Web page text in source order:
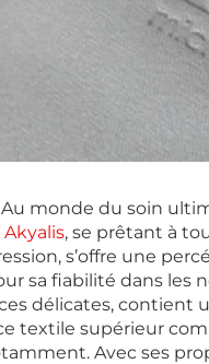
monde du soin
Akyalis, se prêtant à
s’offre une
sa fiabilité dans les
délicates, contient
textile supérieur
Avec ses